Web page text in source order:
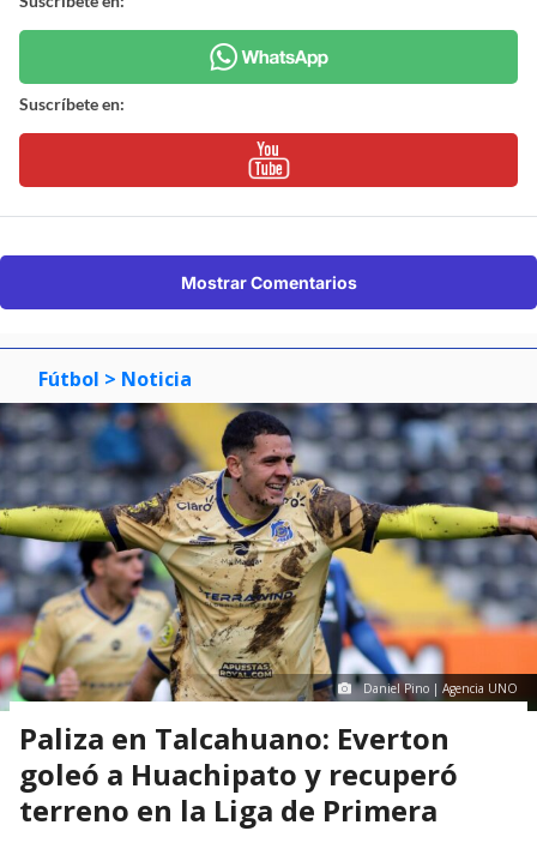
Suscríbete en:
Mostrar Comentarios
Fútbol > Noticia
Daniel Pino | Agencia UNO
Paliza en Talcahuano: Everton
goleó a Huachipato y recuperó
terreno en la Liga de Primera